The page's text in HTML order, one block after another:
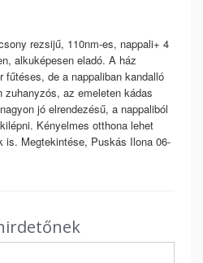
rezsijű, 110nm-es, nappali+ 4
alkuképesen eladó. A ház
fűtéses, de a nappaliban kandalló
az emeleten kádas
jó elrendezésű, a nappaliból
Kényelmes otthona lehet
is. Megtekintése, Puskás Ilona 06-